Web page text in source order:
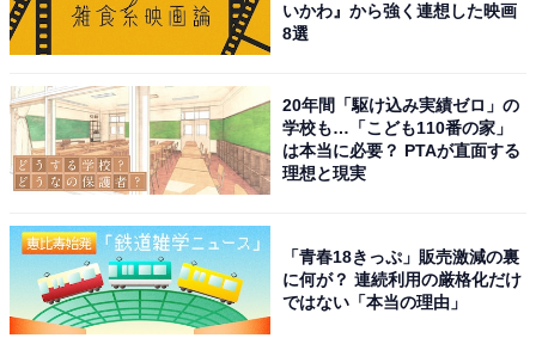
いかわ』から強く連想した映画
8選
20年間「駆け込み実績ゼロ」の
学校も…「こども110番の家」
は本当に必要？ PTAが直面する
理想と現実
「青春18きっぷ」販売激減の裏
に何が？ 連続利用の厳格化だけ
ではない「本当の理由」